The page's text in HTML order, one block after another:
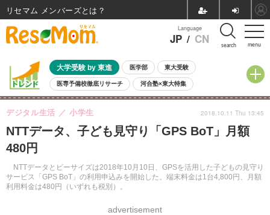
menu
Language
JP / CN search
大学受験 by 東進 医学部 東大受験
医専予備校徹底リサーチ 河合塾×東大特集
親子で考える大学選び 高校受験 中学受験 小学校受験
共通テスト 夏休み
8月開催イベント・WS 全国公立高校 過去問 人気記事
自由研究教材（小学生向け）
NTTデータ、子ども見守り「GPS BoT」月額
480円
NTTデータとビーサイズは2018年10月10日、GPSを活用した子どもの見守り
サービス「GPS BoT」の利用申込みを開始した。端末料金は1台4,800円、月額
利用料金は480円（いずれも税別）。
デジタル生活 小学生
advertisement
2018.10.11 Thu 13:45
リセマム メンバーズ